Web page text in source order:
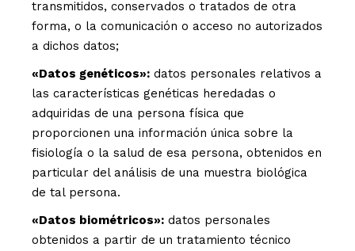
transmitidos, conservados o tratados de otra
forma, o la comunicación o acceso no autorizados
a dichos datos;
«Datos genéticos»: datos personales relativos a
las características genéticas heredadas o
adquiridas de una persona física que
proporcionen una información única sobre la
fisiología o la salud de esa persona, obtenidos en
particular del análisis de una muestra biológica
de tal persona.
«Datos biométricos»: datos personales
obtenidos a partir de un tratamiento técnico